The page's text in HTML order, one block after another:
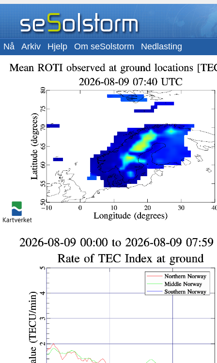
Nå Arkiv Hjelp Om seSolstorm Nedlasting